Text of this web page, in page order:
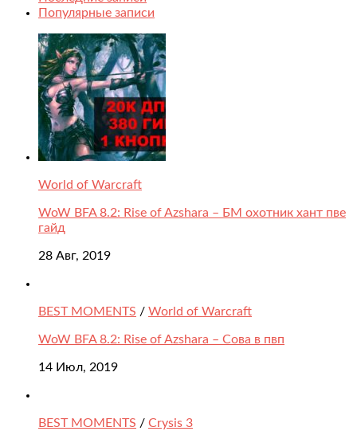
Популярные записи
World of Warcraft
WoW BFA 8.2: Rise of Azshara – БМ охотник хант пве
гайд
28 Авг, 2019
BEST MOMENTS / World of Warcraft
WoW BFA 8.2: Rise of Azshara – Сова в пвп
14 Июл, 2019
BEST MOMENTS / Crysis 3